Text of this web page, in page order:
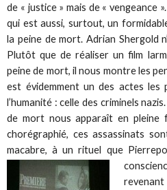
de « justice » mais de « vengeance
qui est aussi, surtout, un
la peine de mort. Adrian Shergold
Plutôt que de réaliser un film
peine de mort, il nous montre les
est évidemment un des actes les
l’humanité : celle des criminels
de mort nous apparaît en pleine
chorégraphié, ces assassinats
macabre, à un rituel que